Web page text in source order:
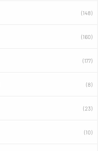
(148)
(160)
(177)
(8)
(23)
(10)